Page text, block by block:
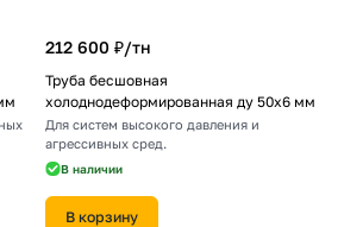
212 600 ₽/тн
Труба бесшовная
холоднодеформированная ду 50х6 мм
Для систем высокого давления и
агрессивных сред.
В наличии
В корзину